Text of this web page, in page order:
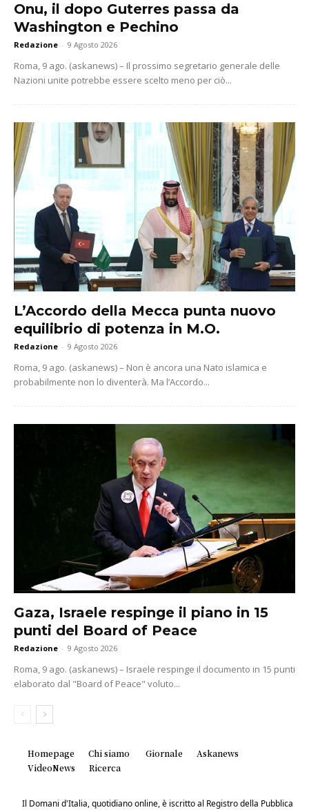
Onu, il dopo Guterres passa da
Washington e Pechino
Redazione - 9 Agosto 2026
Roma, 9 ago. (askanews) – Il prossimo segretario generale delle
Nazioni unite potrebbe essere scelto meno per ciò...
L’Accordo della Mecca punta nuovo
equilibrio di potenza in M.O.
Redazione - 9 Agosto 2026
Roma, 9 ago. (askanews) – Non è ancora una Nato islamica e
probabilmente non lo diventerà. Ma l’Accordo...
Gaza, Israele respinge il piano in 15
punti del Board of Peace
Redazione - 9 Agosto 2026
Roma, 9 ago. (askanews) – Israele respinge il documento in 15 punti
elaborato dal "Board of Peace" voluto...
Homepage Chi siamo Giornale
Askanews
VideoNews
Ricerca
Il Domani d'Italia, quotidiano online, è iscritto al Registro della Pubblica